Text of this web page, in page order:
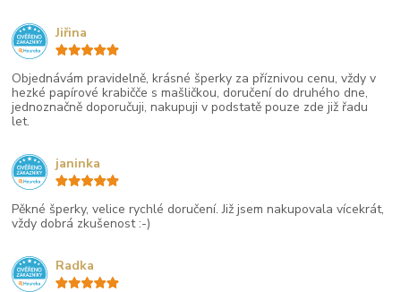
Objednávám pravidelně, krásné šperky za příznivou cenu, vždy v
hezké papírové krabičče s mašličkou, doručení do druhého dne,
jednoznačně doporučuji, nakupuji v podstatě pouze zde již řadu
let.
Jiřina
Pěkné šperky, velice rychlé doručení. Již jsem nakupovala vícekrát,
vždy dobrá zkušenost :-)
janinka
Radka